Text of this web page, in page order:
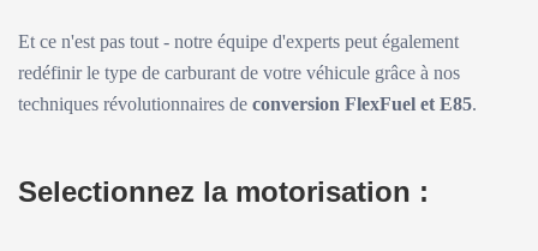
Et ce n'est pas tout - notre équipe d'experts peut également
redéfinir le type de carburant de votre véhicule grâce à nos
techniques révolutionnaires de conversion FlexFuel et E85.
Selectionnez la motorisation :